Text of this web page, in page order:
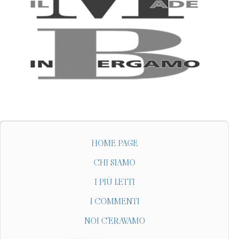
HOME PAGE
CHI SIAMO
I PIÙ LETTI
I COMMENTI
NOI C'ERAVAMO